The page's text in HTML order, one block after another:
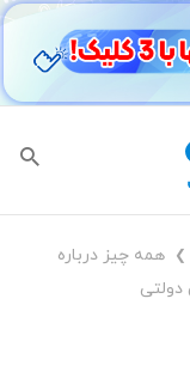
❯
همه چیز درباره